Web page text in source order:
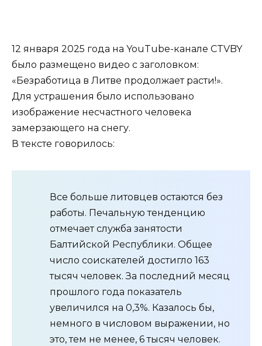
12 января 2025 года на YouTube-канале CTVBY
было размещено видео с заголовком:
«Безработица в Литве продолжает расти!».
Для устрашения было использовано
изображение несчастного человека
замерзающего на снегу.
В тексте говорилось:
Все больше литовцев остаются без
работы. Печальную тенденцию
отмечает служба занятости
Балтийской Республики. Общее
число соискателей достигло 163
тысяч человек. За последний месяц
прошлого года показатель
увеличился на 0,3%. Казалось бы,
немного в числовом выражении, но
это, тем не менее, 6 тысяч человек.